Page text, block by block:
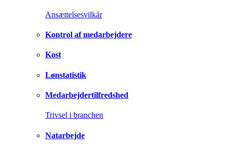
Ansættelsesvilkår
Kontrol af medarbejdere
Kost
Lønstatistik
Medarbejdertilfredshed
Trivsel i branchen
Natarbejde